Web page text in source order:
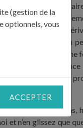
spécialités
plein de tous les
brebis basque un
une deuxième
pris
aromatique de ces
les parfums,
et n’en glissez que
(gestion de la
optionnels, vous
ACCEPTER